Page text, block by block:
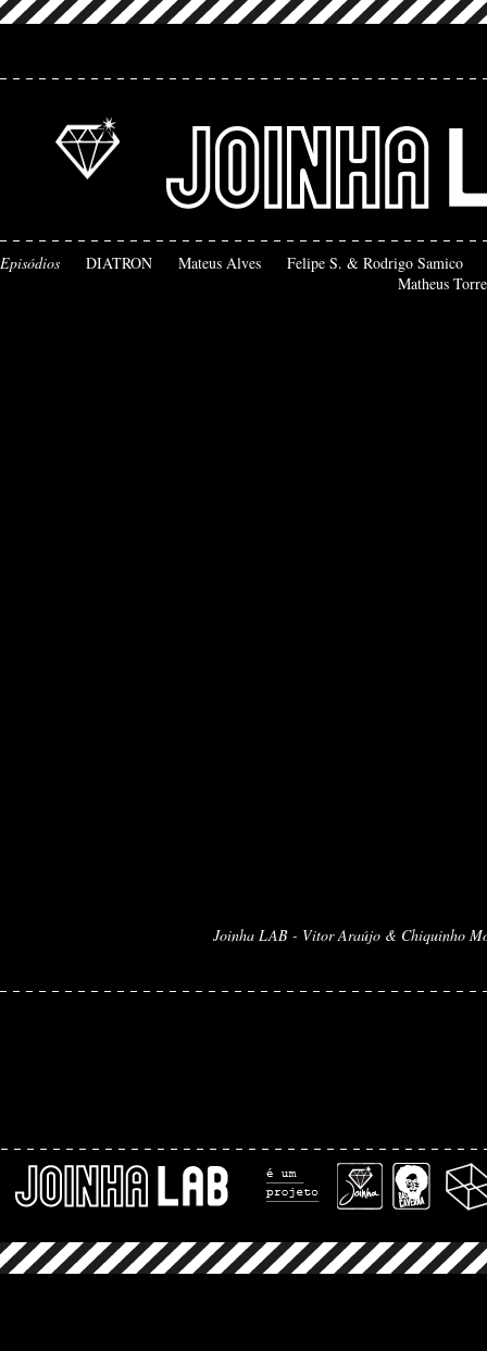
Episódios DIATRON Mateus Alves
Felipe S. & Rodrigo Samico
Matheus
Joinha LAB - Vitor Araújo & Chiquinho